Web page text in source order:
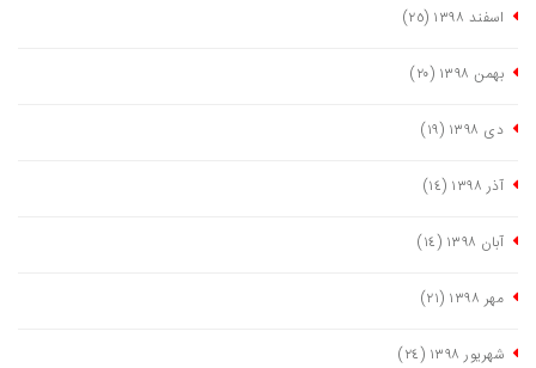
اسفند ١٣٩٨ (٢٥)
بهمن ١٣٩٨ (٢٠)
دی ١٣٩٨ (١٩)
آذر ١٣٩٨ (١٤)
آبان ١٣٩٨ (١٤)
مهر ١٣٩٨ (٢١)
شهریور ١٣٩٨ (٢٤)